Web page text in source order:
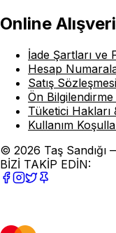
Online
İade Şartları ve
Hesap
Satış Sözleşmesi
Ön
Tüketici Hakları
Kullanım
© 2026 Taş Sandığı
BİZİ TAKİP EDİN: